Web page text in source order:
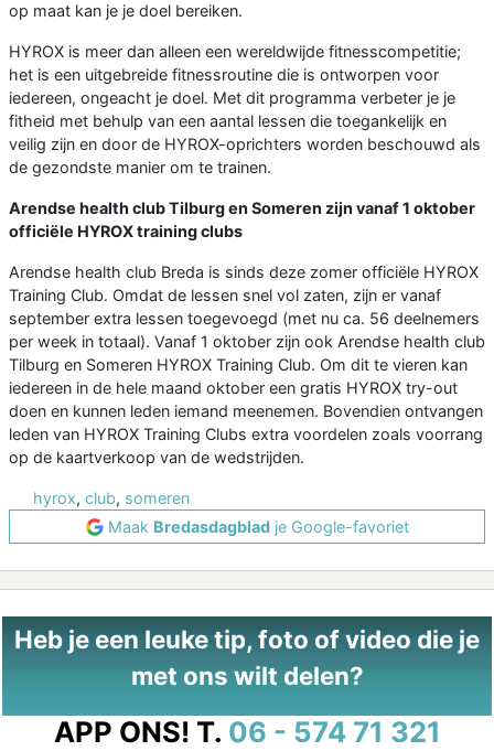
op maat kan je je doel bereiken.
HYROX is meer dan alleen een wereldwijde fitnesscompetitie;
het is een uitgebreide fitnessroutine die is ontworpen voor
iedereen, ongeacht je doel. Met dit programma verbeter je je
fitheid met behulp van een aantal lessen die toegankelijk en
veilig zijn en door de HYROX-oprichters worden beschouwd als
de gezondste manier om te trainen.
Arendse health club Tilburg en Someren zijn vanaf 1 oktober
officiële HYROX training clubs
Arendse health club Breda is sinds deze zomer officiële HYROX
Training Club. Omdat de lessen snel vol zaten, zijn er vanaf
september extra lessen toegevoegd (met nu ca. 56 deelnemers
per week in totaal). Vanaf 1 oktober zijn ook Arendse health club
Tilburg en Someren HYROX Training Club. Om dit te vieren kan
iedereen in de hele maand oktober een gratis HYROX try-out
doen en kunnen leden iemand meenemen. Bovendien ontvangen
leden van HYROX Training Clubs extra voordelen zoals voorrang
op de kaartverkoop van de wedstrijden.
hyrox, club, someren
Maak Bredasdagbladje Google-favoriet
Heb je een leuke tip, foto of video die je
met ons wilt delen?
APP ONS! T. 06 - 574 71 321